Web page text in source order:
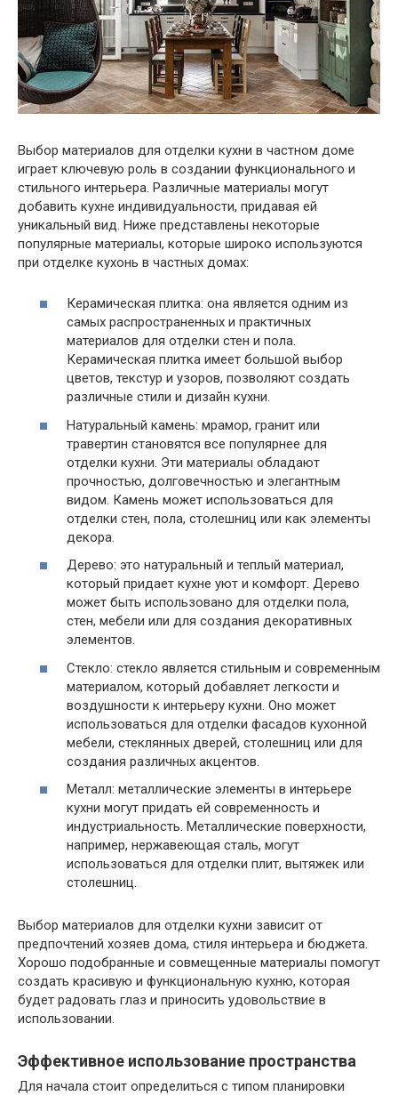
Выбор материалов для отделки кухни в частном доме
играет ключевую роль в создании функционального и
стильного интерьера. Различные материалы могут
добавить кухне индивидуальности, придавая ей
уникальный вид. Ниже представлены некоторые
популярные материалы, которые широко используются
при отделке кухонь в частных домах:
Керамическая плитка: она является одним из
самых распространенных и практичных
материалов для отделки стен и пола.
Керамическая плитка имеет большой выбор
цветов, текстур и узоров, позволяют создать
различные стили и дизайн кухни.
Натуральный камень: мрамор, гранит или
травертин становятся все популярнее для
отделки кухни. Эти материалы обладают
прочностью, долговечностью и элегантным
видом. Камень может использоваться для
отделки стен, пола, столешниц или как элементы
декора.
Дерево: это натуральный и теплый материал,
который придает кухне уют и комфорт. Дерево
может быть использовано для отделки пола,
стен, мебели или для создания декоративных
элементов.
Стекло: стекло является стильным и современным
материалом, который добавляет легкости и
воздушности к интерьеру кухни. Оно может
использоваться для отделки фасадов кухонной
мебели, стеклянных дверей, столешниц или для
создания различных акцентов.
Металл: металлические элементы в интерьере
кухни могут придать ей современность и
индустриальность. Металлические поверхности,
например, нержавеющая сталь, могут
использоваться для отделки плит, вытяжек или
столешниц.
Выбор материалов для отделки кухни зависит от
предпочтений хозяев дома, стиля интерьера и бюджета.
Хорошо подобранные и совмещенные материалы помогут
создать красивую и функциональную кухню, которая
будет радовать глаз и приносить удовольствие в
использовании.
Эффективное использование пространства
Для начала стоит определиться с типом планировки